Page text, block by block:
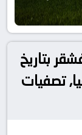
بتاريخ
تصفيات